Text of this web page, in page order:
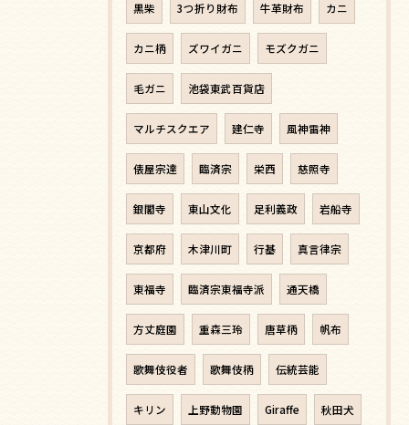
黒柴 3つ折り財布 牛革財布 カニ
カニ柄 ズワイガニ モズクガニ
毛ガニ 池袋東武百貨店
マルチスクエア 建仁寺 風神雷神
俵屋宗達 臨済宗 栄西 慈照寺
銀閣寺 東山文化 足利義政 岩船寺
京都府 木津川町 行基 真言律宗
東福寺 臨済宗東福寺派 通天橋
方丈庭園 重森三玲 唐草柄 帆布
歌舞伎役者 歌舞伎柄 伝統芸能
キリン 上野動物園 Giraffe 秋田犬